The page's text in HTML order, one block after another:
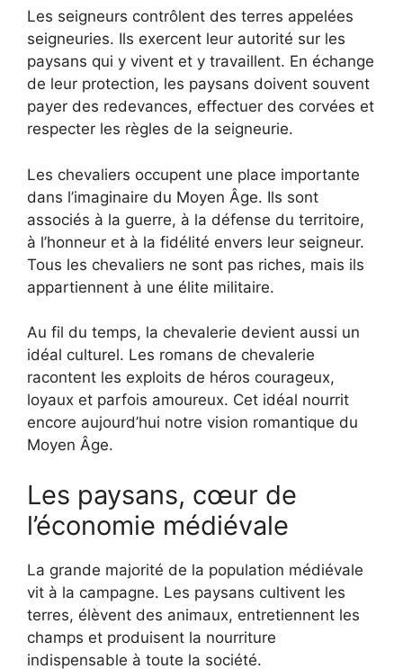
Les seigneurs contrôlent des terres appelées
seigneuries. Ils exercent leur autorité sur les
paysans qui y vivent et y travaillent. En échange
de leur protection, les paysans doivent souvent
payer des redevances, effectuer des corvées et
respecter les règles de la seigneurie.
Les chevaliers occupent une place importante
dans l’imaginaire du Moyen Âge. Ils sont
associés à la guerre, à la défense du territoire,
à l’honneur et à la fidélité envers leur seigneur.
Tous les chevaliers ne sont pas riches, mais ils
appartiennent à une élite militaire.
Au fil du temps, la chevalerie devient aussi un
idéal culturel. Les romans de chevalerie
racontent les exploits de héros courageux,
loyaux et parfois amoureux. Cet idéal nourrit
encore aujourd’hui notre vision romantique du
Moyen Âge.
Les paysans, cœur de
l’économie médiévale
La grande majorité de la population médiévale
vit à la campagne. Les paysans cultivent les
terres, élèvent des animaux, entretiennent les
champs et produisent la nourriture
indispensable à toute la société.